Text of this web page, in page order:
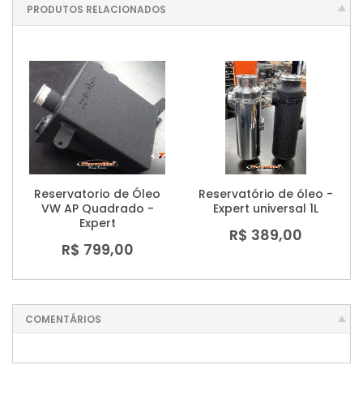
PRODUTOS RELACIONADOS
Reservatorio de Óleo
VW AP Quadrado -
Expert
R$ 799,00
Reservatório de óleo -
Expert universal 1L
R$ 389,00
COMENTÁRIOS